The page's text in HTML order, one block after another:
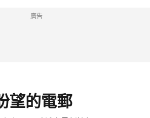
廣告
望的電郵